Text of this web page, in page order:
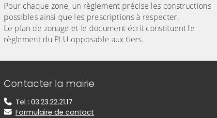
Pour chaque zone, un règlement précise les constructions
possibles ainsi que les prescriptions à respecter.
Le plan de zonage et le document écrit constituent le
règlement du PLU opposable aux tiers.
Informations de contact
Contacter la mairie
Tel : 03.23.22.21.17
Formulaire de contact